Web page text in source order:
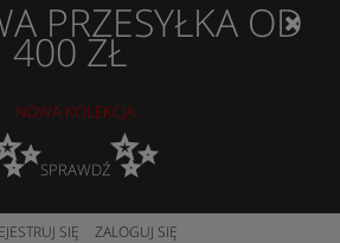
PRZESYŁKA OD
400 ZŁ
NOWA KOLEKCJA
SPRAWDŹ✨
SIĘ ZALOGUJ SIĘ